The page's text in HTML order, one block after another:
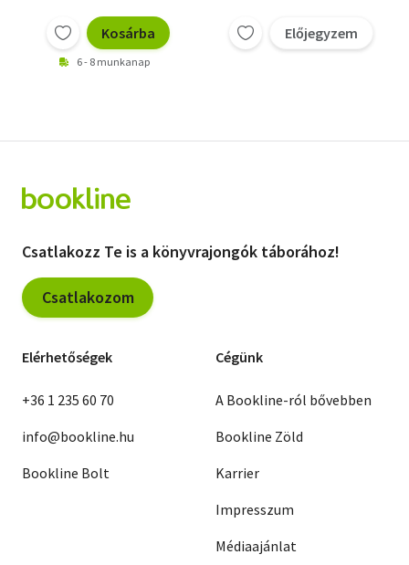
Kosárba
6 - 8 munkanap
Előjegyzem
Csatlakozz Te is a könyvrajongók táborához!
Csatlakozom
Elérhetőségek
+36 1 235 60 70
info@bookline.hu
Bookline Bolt
Cégünk
A Bookline-ról bővebben
Bookline Zöld
Karrier
Impresszum
Médiaajánlat